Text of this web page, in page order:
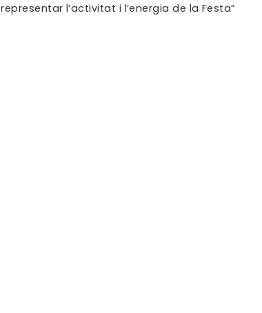
representar l’activitat i l’energia de la Festa”